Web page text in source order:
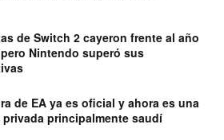
de Switch 2 cayeron frente al año
Nintendo superó sus
de EA ya es oficial y ahora es una
privada principalmente saudí